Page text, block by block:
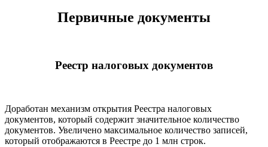
Первичные документы
Реестр налоговых документов
Доработан механизм открытия Реестра налоговых
документов, который содержит значительное количество
документов. Увеличено максимальное количество записей,
который отображаются в Реестре до 1 млн строк.